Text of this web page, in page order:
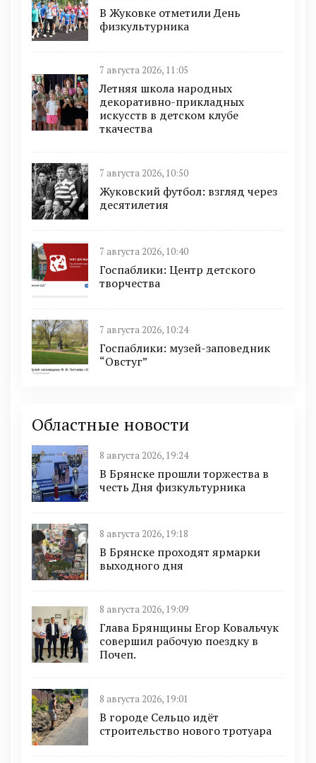
В Жуковке отметили День
физкультурника
7 августа 2026, 11:05
Летняя школа народных
декоративно-прикладных
искусств в детском клубе
ткачества
7 августа 2026, 10:50
Жуковский футбол: взгляд через
десятилетия
7 августа 2026, 10:40
Госпаблики: Центр детского
творчества
7 августа 2026, 10:24
Госпаблики: музей-заповедник
“Овстуг”
Областные новости
8 августа 2026, 19:24
В Брянске прошли торжества в
честь Дня физкультурника
8 августа 2026, 19:18
В Брянске проходят ярмарки
выходного дня
8 августа 2026, 19:09
Глава Брянщины Егор Ковальчук
совершил рабочую поездку в
Почеп.
8 августа 2026, 19:01
В городе Сельцо идёт
строительство нового тротуара